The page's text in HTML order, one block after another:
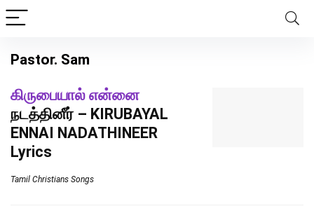
Pastor. Sam
கிருபையால் என்னை
நடத்தினீர் – KIRUBAYAL
ENNAI NADATHINEER
Lyrics
Tamil Christians Songs